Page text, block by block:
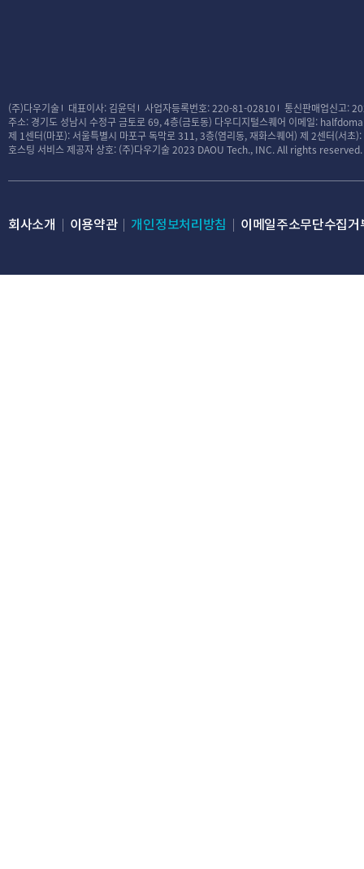
(주)다우기술 대표이사: 김윤덕 사업자등록번호: 220-81-02810
통신판매업신고:
주소: 경기도 성남시 수정구 금토로 69, 4층(금토동) 다우디지털스퀘어 이메일:
제 1센터(마포): 서울특별시 마포구 독막로 311, 3층(염리동, 재화스퀘어) 제 2센터(서초
호스팅 서비스 제공자 상호: (주)다우기술2023 DAOU Tech., INC. All rights reserved.
회사소개 이용약관 개인정보처리방침 이메일주소무단수집거